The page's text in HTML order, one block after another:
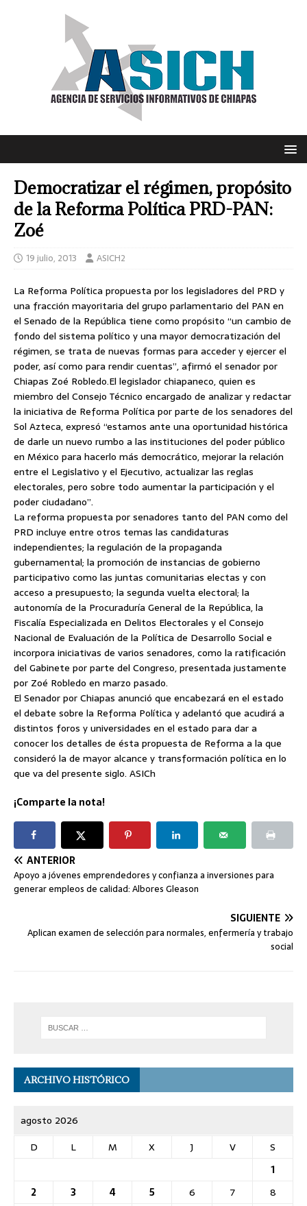
Democratizar el régimen, propósito
de la Reforma Política PRD-PAN:
Zoé
19 julio, 2013 ASICH2
La Reforma Política propuesta por los legisladores del PRD y
una fracción mayoritaria del grupo parlamentario del PAN en
el Senado de la República tiene como propósito “un cambio de
fondo del sistema político y una mayor democratización del
régimen, se trata de nuevas formas para acceder y ejercer el
poder, así como para rendir cuentas”, afirmó el senador por
Chiapas Zoé Robledo.El legislador chiapaneco, quien es
miembro del Consejo Técnico encargado de analizar y redactar
la iniciativa de Reforma Política por parte de los senadores del
Sol Azteca, expresó “estamos ante una oportunidad histórica
de darle un nuevo rumbo a las instituciones del poder público
en México para hacerlo más democrático, mejorar la relación
entre el Legislativo y el Ejecutivo, actualizar las reglas
electorales, pero sobre todo aumentar la participación y el
poder ciudadano”.
La reforma propuesta por senadores tanto del PAN como del
PRD incluye entre otros temas las candidaturas
independientes; la regulación de la propaganda
gubernamental; la promoción de instancias de gobierno
participativo como las juntas comunitarias electas y con
acceso a presupuesto; la segunda vuelta electoral; la
autonomía de la Procuraduría General de la República, la
Fiscalía Especializada en Delitos Electorales y el Consejo
Nacional de Evaluación de la Política de Desarrollo Social e
incorpora iniciativas de varios senadores, como la ratificación
del Gabinete por parte del Congreso, presentada justamente
por Zoé Robledo en marzo pasado.
El Senador por Chiapas anunció que encabezará en el estado
el debate sobre la Reforma Política y adelantó que acudirá a
distintos foros y universidades en el estado para dar a
conocer los detalles de ésta propuesta de Reforma a la que
consideró la de mayor alcance y transformación política en lo
que va del presente siglo. ASICh
¡Comparte la nota!
ANTERIOR
Apoyo a jóvenes emprendedores y confianza a inversiones para
generar empleos de calidad: Albores Gleason
SIGUIENTE
Aplican examen de selección para normales, enfermería y trabajo
social
ARCHIVO HISTÓRICO
agosto 2026
D
L M X J V
S
1
2
3 4 5 6 7
8